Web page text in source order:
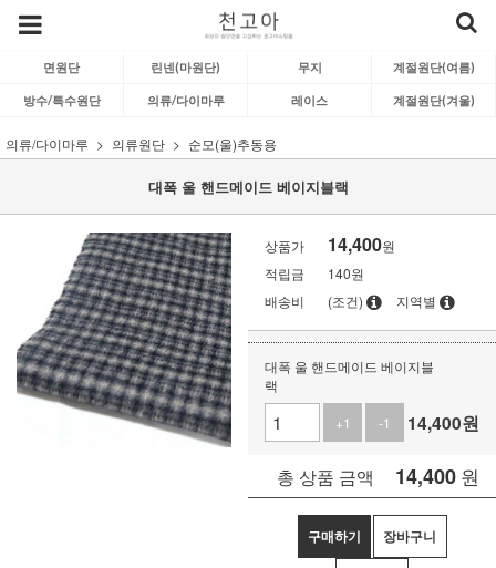
면원단 린넨(마원단) 무지 계절원단(여름)
방수/특수원단 의류/다이마루 레이스 계절원단(겨울)
의류/다이마루 의류원단 순모(울)추동용
대폭 울 핸드메이드 베이지블랙
상품가 14,400원
적립금
140원
배송비
(조건) 지역별
대폭 울 핸드메이드 베이지블
랙
+1
-1 14,400원
총 상품 금액 14,400 원
구매하기 장바구니